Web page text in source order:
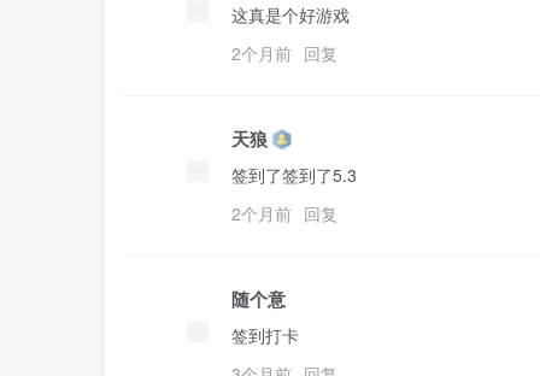
这真是个好游戏
2个月前 回复
天狼
签到了签到了5.3
2个月前 回复
随个意
签到打卡